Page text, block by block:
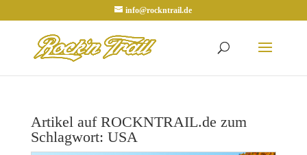
info@rockntrail.de
Artikel auf ROCKNTRAIL.de zum
Schlagwort: USA